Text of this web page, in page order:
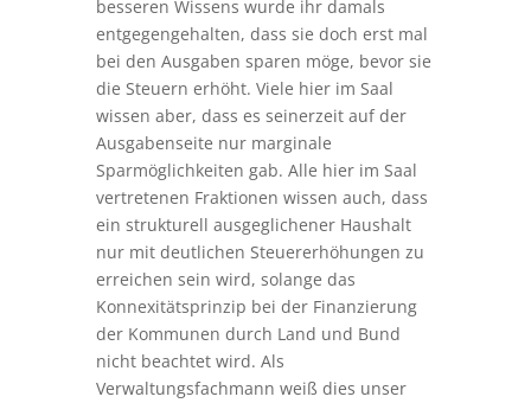
besseren Wissens wurde ihr damals
entgegengehalten, dass sie doch erst mal
bei den Ausgaben sparen möge, bevor sie
die Steuern erhöht. Viele hier im Saal
wissen aber, dass es seinerzeit auf der
Ausgabenseite nur marginale
Sparmöglichkeiten gab. Alle hier im Saal
vertretenen Fraktionen wissen auch, dass
ein strukturell ausgeglichener Haushalt
nur mit deutlichen Steuererhöhungen zu
erreichen sein wird, solange das
Konnexitätsprinzip bei der Finanzierung
der Kommunen durch Land und Bund
nicht beachtet wird. Als
Verwaltungsfachmann weiß dies unser